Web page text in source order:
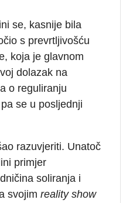
se, kasnije bila
s prevrtljivošću
koja je glavnom
dolazak na
o reguliranju
se u posljednji
razuvjeriti. Unatoč
primjer
soliranja i
svojimreality show